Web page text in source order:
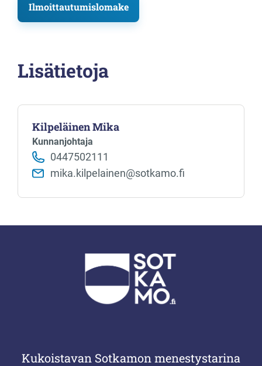
Ilmoittautumislomake
Lisätietoja
Kilpeläinen Mika
Kunnanjohtaja
0447502111
mika.kilpelainen@sotkamo.fi
Kukoistavan Sotkamon menestystarina